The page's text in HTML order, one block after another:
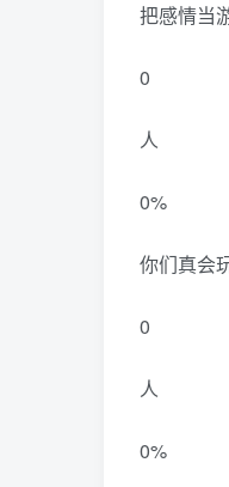
把感情当
0
人
0%
你们真会
0
人
0%